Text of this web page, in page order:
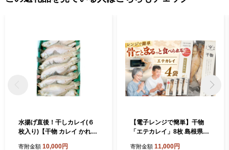
水揚げ直後！干しカレイ(６
枚入り)【干物 カレイ かれい
寄附金額 10,000円
【電子レンジで簡単】干物
「エテカレイ」8枚 島根県松
寄附金額 11,000円